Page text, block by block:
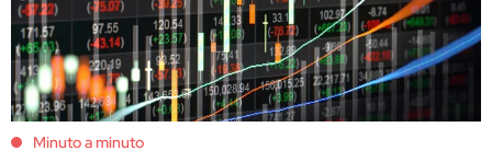
Minuto a minuto